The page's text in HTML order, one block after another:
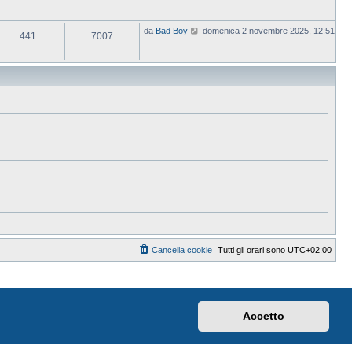
Accetto
441 7007 da Bad Boy
V
u
t
o
a
domenica 2 novembre 2025, 12:51
Tutti gli orari sono UTC+02:00
Cancella cookie